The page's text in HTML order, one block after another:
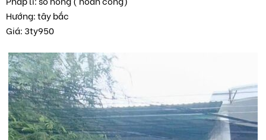
Hướng: tây bắc
Giá: 3ty950